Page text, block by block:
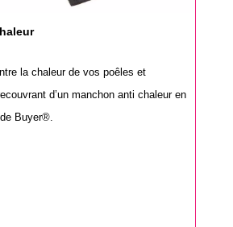
la chaleur de vos poêles et
d’un manchon anti chaleur en
Buyer®.